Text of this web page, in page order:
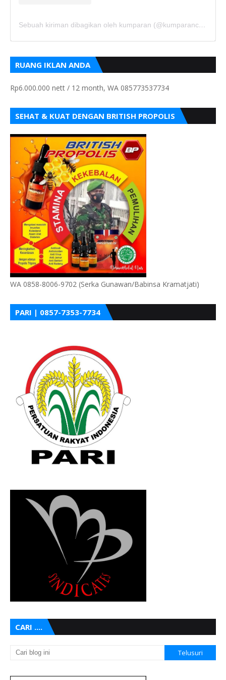
Sebuah kiriman dibagikan oleh kumparan (@kumparancom)
RUANG IKLAN ANDA
Rp6.000.000 nett / 12 month, WA 085773537734
SEHAT & KUAT DENGAN BRITISH PROPOLIS
WA 0858-8006-9702 (Serka Gunawan/Babinsa Kramatjati)
PARI | 0857-7353-7734
CARI ....